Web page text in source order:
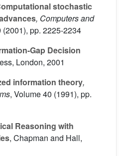
stochastic
, Computers and
(2001), pp. 2225-2234
Gap Decision
London, 2001
information theory,
, Volume 40 (1991), pp.
Reasoning with
, Chapman and Hall,